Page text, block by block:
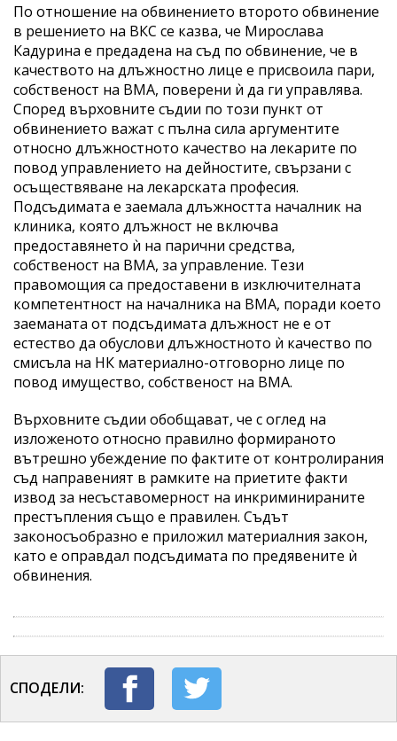
По отношение на обвинението второто обвинение
в решението на ВКС се казва, че Мирослава
Кадурина е предадена на съд по обвинение, че в
качеството на длъжностно лице е присвоила пари,
собственост на ВМА, поверени ѝ да ги управлява.
Според върховните съдии по този пункт от
обвинението важат с пълна сила аргументите
относно длъжностното качество на лекарите по
повод управлението на дейностите, свързани с
осъществяване на лекарската професия.
Подсъдимата е заемала длъжността началник на
клиника, която длъжност не включва
предоставянето ѝ на парични средства,
собственост на ВМА, за управление. Тези
правомощия са предоставени в изключителната
компетентност на началника на ВМА, поради което
заеманата от подсъдимата длъжност не е от
естество да обуслови длъжностното ѝ качество по
смисъла на НК материално-отговорно лице по
повод имущество, собственост на ВМА.
Върховните съдии обобщават, че с оглед на
изложеното относно правилно формираното
вътрешно убеждение по фактите от контролирания
съд направеният в рамките на приетите факти
извод за несъставомерност на инкриминираните
престъпления също е правилен. Съдът
законосъобразно е приложил материалния закон,
като е оправдал подсъдимата по предявените ѝ
обвинения.
СПОДЕЛИ: